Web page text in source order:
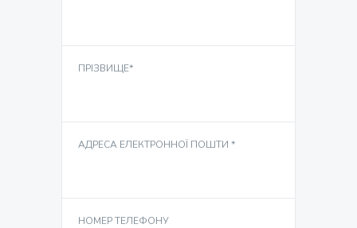
ПРІЗВИЩЕ*
АДРЕСА ЕЛЕКТРОННОЇ ПОШТИ *
НОМЕР ТЕЛЕФОНУ